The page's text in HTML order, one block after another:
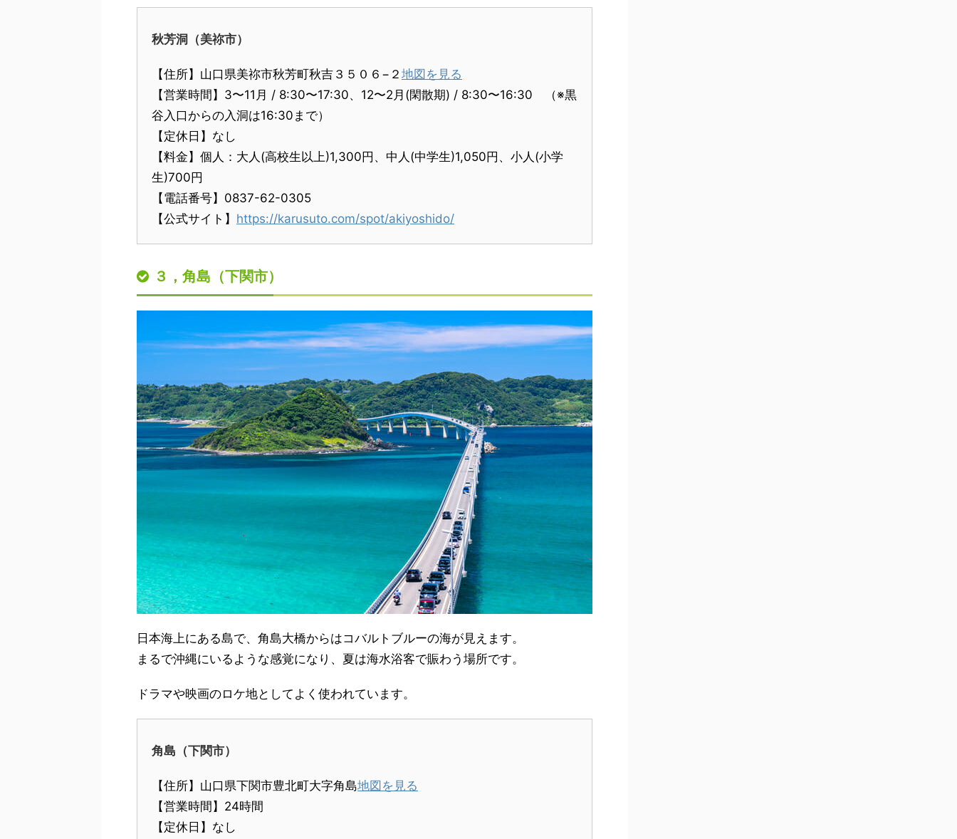
秋芳洞（美祢市）
【住所】山口県美祢市秋芳町秋吉３５０６−２ 地図を見る
【営業時間】3〜11月 / 8:30〜17:30、12〜2月(閑散期) / 8:30〜16:30 （※黒
谷入口からの入洞は16:30まで）
【定休日】なし
【料金】個人：大人(高校生以上)1,300円、中人(中学生)1,050円、小人(小学
生)700円
【電話番号】0837-62-0305
【公式サイト】 https://karusuto.com/spot/akiyoshido/
３，角島（下関市）
日本海上にある島で、角島大橋からはコバルトブルーの海が見えます。
まるで沖縄にいるような感覚になり、夏は海水浴客で賑わう場所です。
ドラマや映画のロケ地としてよく使われています。
角島（下関市）
【住所】山口県下関市豊北町大字角島地図を見る
【営業時間】24時間
【定休日】なし